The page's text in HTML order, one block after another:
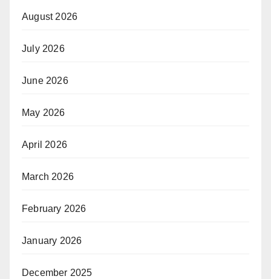
August 2026
July 2026
June 2026
May 2026
April 2026
March 2026
February 2026
January 2026
December 2025